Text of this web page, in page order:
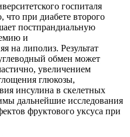
госпиталя
что при диабете второго
постпрандиальную
и
на липолиз. Результат
обмен может
увеличением
глюкозы,
инсулина в скелетных
дальнейшие исследования
фруктового уксуса при